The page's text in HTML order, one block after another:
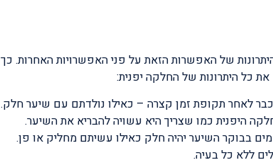
של האפשרות הזאת על פני האפשרויות האחרות. כך
כל היתרונות של החלקה יפנית:
לאחר תקופת זמן קצרה – כאילו נולדתם עם שיער חלק.
היפנית כמו שצריך היא עשויה להבריא את השיער.
בבוקר השיער יהיה חלק כאילו עשיתם מחליק או פן.
ללא כל בעיה.